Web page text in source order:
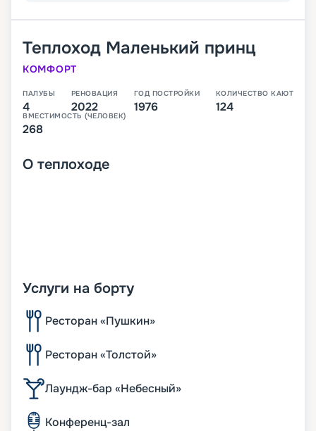
Теплоход Маленький принц
КОМФОРТ
ПАЛУБЫ
4
РЕНОВАЦИЯ
2022
ГОД ПОСТРОЙКИ
1976
КОЛИЧЕСТВО КАЮТ
124
ВМЕСТИМОСТЬ (ЧЕЛОВЕК)
268
О теплоходе
Услуги на борту
Ресторан «Пушкин»
Ресторан «Толстой»
Лаундж-бар «Небесный»
Конференц-зал